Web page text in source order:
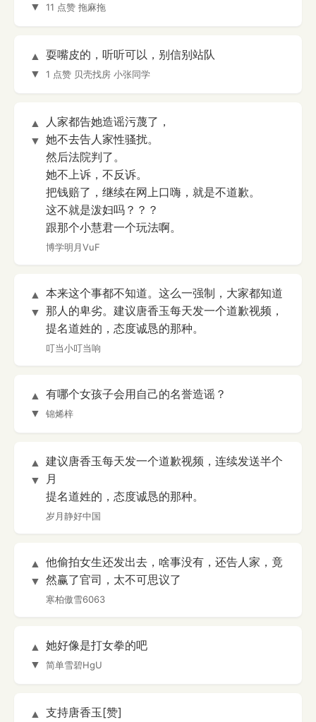
▼
11 点赞 拖麻拖
▲
▼
耍嘴皮的，听听可以，别信别站队
1 点赞 贝壳找房 小张同学
▲
▼
人家都告她造谣污蔑了，
她不去告人家性骚扰。
然后法院判了。
她不上诉，不反诉。
把钱赔了，继续在网上口嗨，就是不道歉。
这不就是泼妇吗？？？
跟那个小慧君一个玩法啊。
博学明月VuF
▲
▼
本来这个事都不知道。这么一强制，大家都知道
那人的卑劣。建议唐香玉每天发一个道歉视频，
提名道姓的，态度诚恳的那种。
叮当小叮当响
▲
▼
有哪个女孩子会用自己的名誉造谣？
锦烯梓
▲
▼
建议唐香玉每天发一个道歉视频，连续发送半个
月
提名道姓的，态度诚恳的那种。
岁月静好中国
▲
▼
他偷拍女生还发出去，啥事没有，还告人家，竟
然赢了官司，太不可思议了
寒柏傲雪6063
▲
▼
她好像是打女拳的吧
简单雪碧HgU
▲
支持唐香玉[赞]